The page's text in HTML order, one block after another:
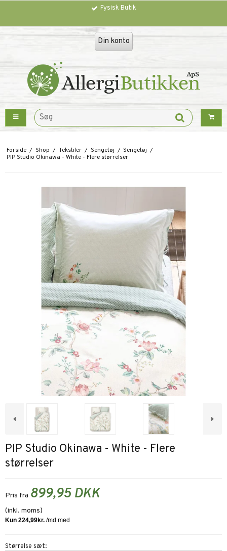
Fysisk Butik
Trustpilot
Din konto
Forside / Shop / Tekstiler / Sengetøj / Sengetøj /
PIP Studio Okinawa - White - Flere størrelser
PIP Studio Okinawa - White - Flere
størrelser
Pris fra 899,95 DKK
(inkl. moms)
Størrelse sæt: